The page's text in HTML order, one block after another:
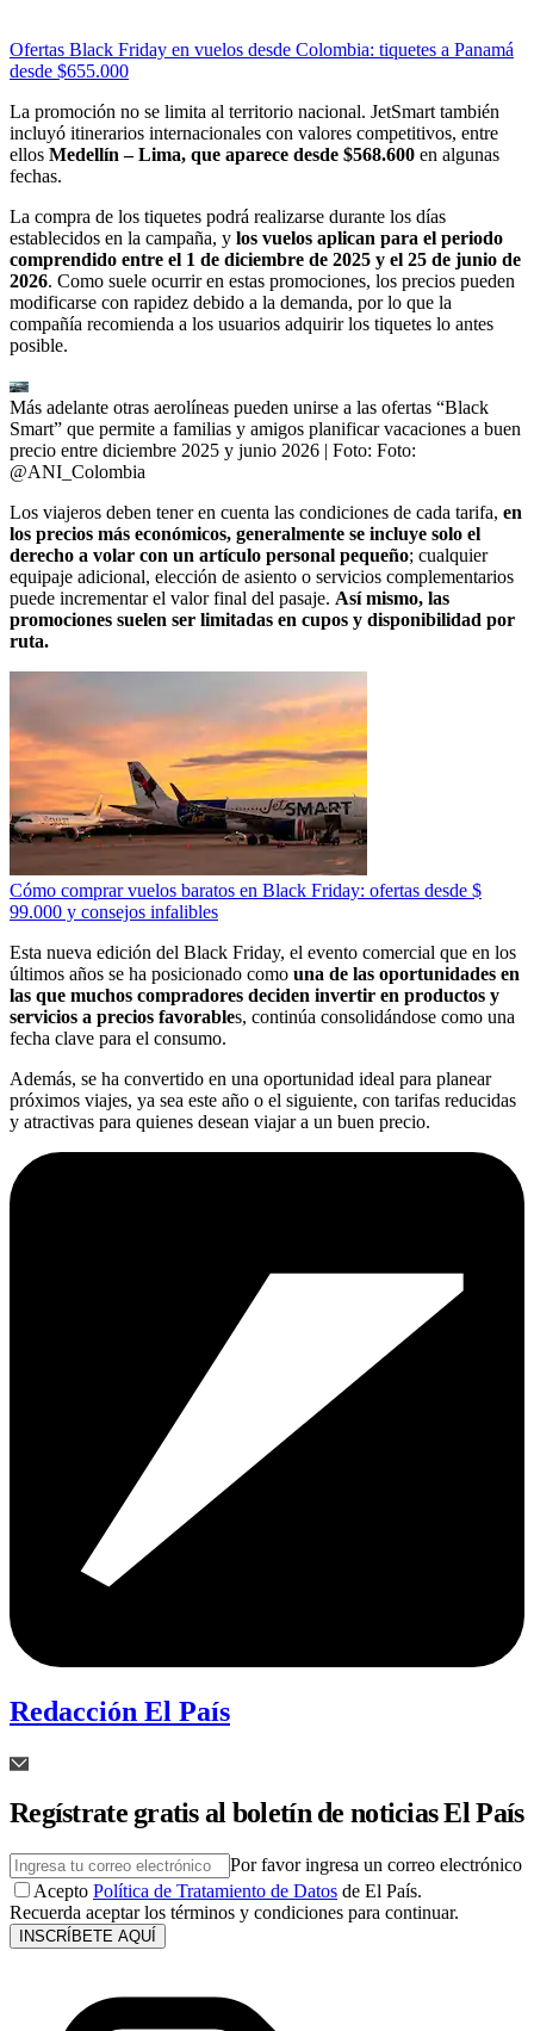
Ofertas Black Friday en vuelos desde Colombia: tiquetes a Panamá
desde $655.000
La promoción no se limita al territorio nacional. JetSmart también
incluyó itinerarios internacionales con valores competitivos, entre
ellos Medellín – Lima, que aparece desde $568.600 en algunas
fechas.
La compra de los tiquetes podrá realizarse durante los días
establecidos en la campaña, y los vuelos aplican para el periodo
comprendido entre el 1 de diciembre de 2025 y el 25 de junio de
2026. Como suele ocurrir en estas promociones, los precios pueden
modificarse con rapidez debido a la demanda, por lo que la
compañía recomienda a los usuarios adquirir los tiquetes lo antes
posible.
Más adelante otras aerolíneas pueden unirse a las ofertas “Black
Smart” que permite a familias y amigos planificar vacaciones a buen
precio entre diciembre 2025 y junio 2026 | Foto: Foto:
@ANI_Colombia
Los viajeros deben tener en cuenta las condiciones de cada tarifa, en
los precios más económicos, generalmente se incluye solo el
derecho a volar con un artículo personal pequeño; cualquier
equipaje adicional, elección de asiento o servicios complementarios
puede incrementar el valor final del pasaje. Así mismo, las
promociones suelen ser limitadas en cupos y disponibilidad por
ruta.
Cómo comprar vuelos baratos en Black Friday: ofertas desde $
99.000 y consejos infalibles
Esta nueva edición del Black Friday, el evento comercial que en los
últimos años se ha posicionado como una de las oportunidades en
las que muchos compradores deciden invertir en productos y
servicios a precios favorables, continúa consolidándose como una
fecha clave para el consumo.
Además, se ha convertido en una oportunidad ideal para planear
próximos viajes, ya sea este año o el siguiente, con tarifas reducidas
y atractivas para quienes desean viajar a un buen precio.
Redacción El País
Regístrate gratis al boletín de noticias El País
Por favor ingresa un correo electrónico
Acepto Política de Tratamiento de Datos de El País.
Recuerda aceptar los términos y condiciones para continuar.
INSCRÍBETE AQUÍ